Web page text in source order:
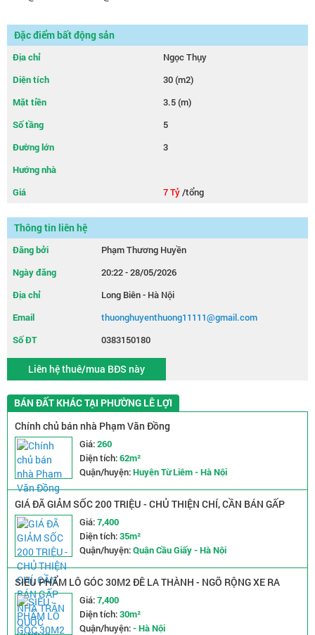
Đặc điểm bất động sản
Địa chỉ
Ngọc Thụy
Diện tích
30 (m2)
Mặt tiền
3.5 (m)
Số tầng
5
Đường lớn
3
Hướng nhà
Giá
7 Tỷ/tổng
Thông tin liên hệ
Đăng bởi
Phạm Thương Huyền
Ngày đăng
20:22 - 28/05/2026
Địa chỉ
Long Biên - Hà Nội
Email
thuonghuyenthuong11111@gmail.com
Số ĐT
0383150180
Liên hệ thuê/mua BĐS này
BÁN ĐẤT KHÁC TẠI PHƯỜNG LÊ LỢI
Chính chủ bán nhà Phạm Văn Đồng
Giá:260
Diện tích:62m²
Quận/huyện:Huyện Từ Liêm - Hà Nội
GIÁ ĐÃ GIẢM SỐC 200 TRIỆU - CHỦ THIỆN CHÍ, CẦN BÁN GẤP
NHÀ TRẦN QUỐC VƯỢNG - NGÕ NÔNG RỘNG - 2 MẶT THOÁNG
Giá:7,400
Diện tích:35m²
Quận/huyện:Quận Cầu Giấy - Hà Nội
SIÊU PHẨM LÔ GÓC 30M2 ĐÊ LA THÀNH - NGÕ RỘNG XE RA
VÀO THOẢI MÁI - GIÁ CHỈ NHỈNH 7 TỶ
Giá:7,400
Diện tích:30m²
Quận/huyện:- Hà Nội